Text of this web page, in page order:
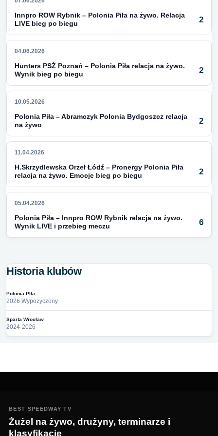
Innpro ROW Rybnik – Polonia Piła na żywo. Relacja
LIVE bieg po biegu
2
04.06.2026
Hunters PSŻ Poznań – Polonia Piła relacja na żywo.
Wynik bieg po biegu
2
10.05.2026
Polonia Piła – Abramczyk Polonia Bydgoszcz relacja
na żywo
2
11.04.2026
H.Skrzydlewska Orzeł Łódź – Pronergy Polonia Piła
relacja na żywo. Emocje bieg po biegu
2
05.04.2026
Polonia Piła – Innpro ROW Rybnik relacja na żywo.
Wynik LIVE i przebieg meczu
6
Historia klubów
Polonia PIła
2026 Wypożyczony
Sparta Wrocław
2024-2026
BEST SPEEDWAY TV
Żużel na żywo, drużyny, terminarze i
klasyfikacje